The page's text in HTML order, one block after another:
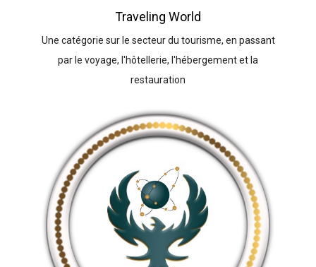
Traveling World
Une catégorie sur le secteur du tourisme, en passant
par le voyage, l'hôtellerie, l'hébergement et la
restauration